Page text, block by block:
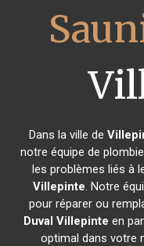
Dans la ville de
notre équipe de
les problèmes liés à
Villepinte. Notre
pour réparer ou
Duval Villepinte en
optimal dans votre